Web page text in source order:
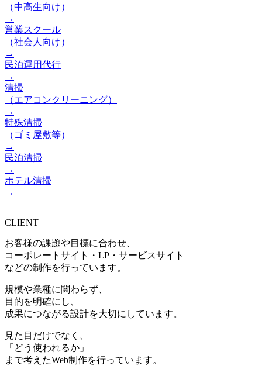
（中高生向け）
→
営業スクール
（社会人向け）
→
民泊運用代行
→
清掃
（エアコンクリーニング）
→
特殊清掃
（ゴミ屋敷等）
→
民泊清掃
→
ホテル清掃
→
CLIENT
お客様の課題や目標に合わせ、
コーポレートサイト・LP・サービスサイト
などの制作を行っています。
規模や業種に関わらず、
目的を明確にし、
成果につながる設計を大切にしています。
見た目だけでなく、
「どう使われるか」
まで考えたWeb制作を行っています。